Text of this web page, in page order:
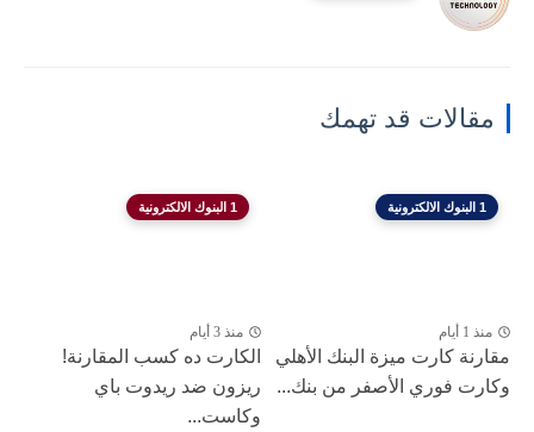
مقالات قد تهمك
1 البنوك الالكترونية
منذ 1 أيام
مقارنة كارت ميزة البنك الأهلي
وكارت فوري الأصفر من بنك...
1 البنوك الالكترونية
منذ 3 أيام
الكارت ده كسب المقارنة!
ريزون ضد ريدوت باي
وكاست...